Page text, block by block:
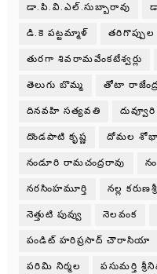
డా.పి.వి.ఎల్.సుబ్బారావు
డి.కె పట్టమ్మాళ్
తురగా శివరామవేంకటేశ్వర్లు
తెలుగు బొమ్మ తోటా
దినవహి సత్యవతి దువ్వూరి
దొండపాటి కృష్ణ దోమల
నండూరి రామచంద్రరావు
నరసింహమూర్తి నల్ల కరుణశ్రీ
నెత్తుటి పువ్వు నెలవంక
పండిట్ హరిప్రసాద్ చౌరాసియా
పరిమి నిర్మల పసుమర్తి